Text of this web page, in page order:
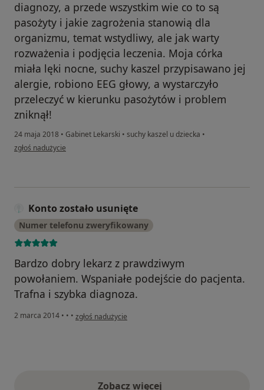
diagnozy, a przede wszystkim wie co to są
pasożyty i jakie zagrożenia stanowią dla
organizmu, temat wstydliwy, ale jak warty
rozważenia i podjęcia leczenia. Moja córka
miała lęki nocne, suchy kaszel przypisawano jej
alergie, robiono EEG głowy, a wystarczyło
przeleczyć w kierunku pasożytów i problem
zniknął!
24 maja 2018 • Gabinet Lekarski • suchy kaszel u dziecka •
w opinii użytkownika Konto zostało usunięte
zgłoś nadużycie
Konto zostało usunięte
Numer telefonu zweryfikowany
Bardzo dobry lekarz z prawdziwym
powołaniem. Wspaniałe podejście do pacjenta.
Trafna i szybka diagnoza.
2 marca 2014 • • • w opinii użytkownika Konto zostało usunięte
zgłoś nadużycie
Zobacz więcej